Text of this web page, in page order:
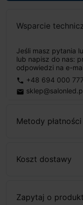
Wsparcie
Jeśli masz pytania
lub napisz do nas:
odpowiedzi na e-
phone +48 694 000 777
email
Metody płatności
Koszt dostawy
Zapytaj o produkt